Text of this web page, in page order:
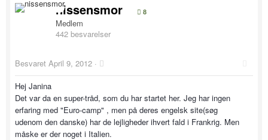
nissensmor 8
Medlem
442 besvarelser
Besvaret April 9, 2012 ·
Hej Janina
Det var da en super-tråd, som du har startet her. Jeg har ingen
erfaring med "Euro-camp" , men på deres engelsk site(søg
udenom den danske) har de lejligheder ihvert fald i Frankrig. Men
måske er der noget i Italien.